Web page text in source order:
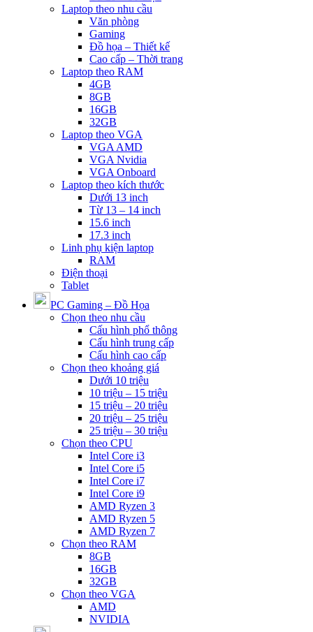
Laptop theo nhu cầu
Văn phòng
Gaming
Đồ họa – Thiết kế
Cao cấp – Thời trang
Laptop theo RAM
4GB
8GB
16GB
32GB
Laptop theo VGA
VGA AMD
VGA Nvidia
VGA Onboard
Laptop theo kích thước
Dưới 13 inch
Từ 13 – 14 inch
15.6 inch
17.3 inch
Linh phụ kiện laptop
RAM
Điện thoại
Tablet
PC Gaming – Đồ Họa
Chọn theo nhu cầu
Cấu hình phổ thông
Cấu hình trung cấp
Cấu hình cao cấp
Chọn theo khoảng giá
Dưới 10 triệu
10 triệu – 15 triệu
15 triệu – 20 triệu
20 triệu – 25 triệu
25 triệu – 30 triệu
Chọn theo CPU
Intel Core i3
Intel Core i5
Intel Core i7
Intel Core i9
AMD Ryzen 3
AMD Ryzen 5
AMD Ryzen 7
Chọn theo RAM
8GB
16GB
32GB
Chọn theo VGA
AMD
NVIDIA